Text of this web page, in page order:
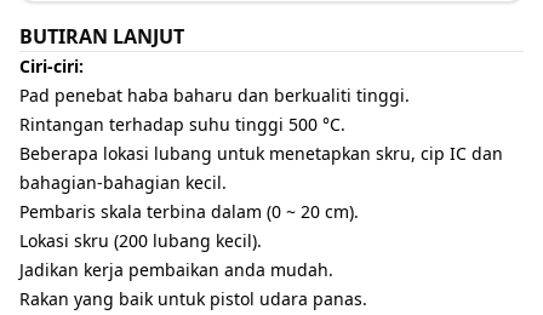
BUTIRAN LANJUT
Ciri-ciri:
Pad penebat haba baharu dan berkualiti tinggi.
Rintangan terhadap suhu tinggi 500 °C.
Beberapa lokasi lubang untuk menetapkan skru, cip IC dan
bahagian-bahagian kecil.
Pembaris skala terbina dalam (0 ~ 20 cm).
Lokasi skru (200 lubang kecil).
Jadikan kerja pembaikan anda mudah.
Rakan yang baik untuk pistol udara panas.